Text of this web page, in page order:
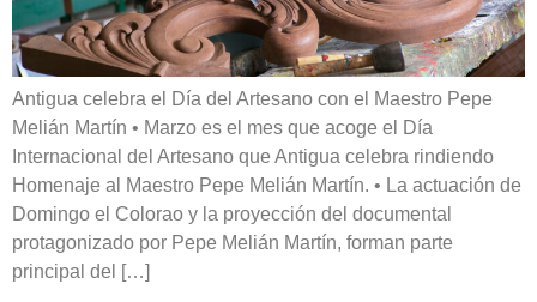
Antigua celebra el Día del Artesano con el Maestro Pepe
Melián Martín • Marzo es el mes que acoge el Día
Internacional del Artesano que Antigua celebra rindiendo
Homenaje al Maestro Pepe Melián Martín. • La actuación de
Domingo el Colorao y la proyección del documental
protagonizado por Pepe Melián Martín, forman parte
principal del […]